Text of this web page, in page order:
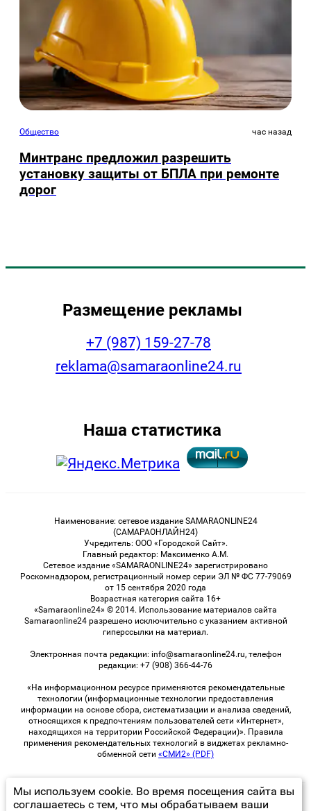
Общество час назад
Минтранс предложил разрешить
установку защиты от БПЛА при ремонте
дорог
Размещение рекламы
+7 (987) 159-27-78
reklama@samaraonline24.ru
Наша статистика
Наименование: сетевое издание SAMARAONLINE24
(САМАРАОНЛАЙН24)
Учредитель: ООО «Городской Сайт».
Главный редактор: Максименко А.М.
Сетевое издание «SAMARAONLINE24» зарегистрировано
Роскомнадзором, регистрационный номер серии ЭЛ № ФС 77-79069
от 15 сентября 2020 года
Возрастная категория сайта 16+
«Samaraonline24» © 2014. Использование материалов сайта
Samaraonline24 разрешено исключительно с указанием активной
гиперссылки на материал.
Электронная почта редакции: info@samaraonline24.ru, телефон
редакции: +7 (908) 366-44-76
«На информационном ресурсе применяются рекомендательные
технологии (информационные технологии предоставления
информации на основе сбора, систематизации и анализа сведений,
относящихся к предпочтениям пользователей сети «Интернет»,
находящихся на территории Российской Федерации)». Правила
применения рекомендательных технологий в виджетах рекламно-
обменной сети «СМИ2» (PDF)
© 2026 «samaraOnline24» | Все права защищены
Мы используем cookie. Во время посещения сайта вы
соглашаетесь с тем, что мы обрабатываем ваши